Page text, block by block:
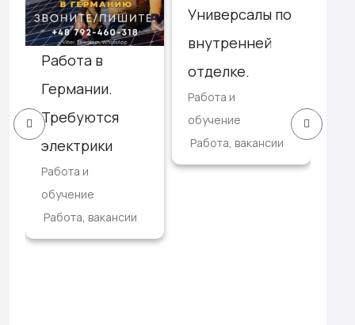
Работа в
Германии.
Требуются
электрики
Работа и
обучение
Работа, вакансии
Универсалы по
внутренней
отделке.
Работа и
обучение
Работа, вакансии